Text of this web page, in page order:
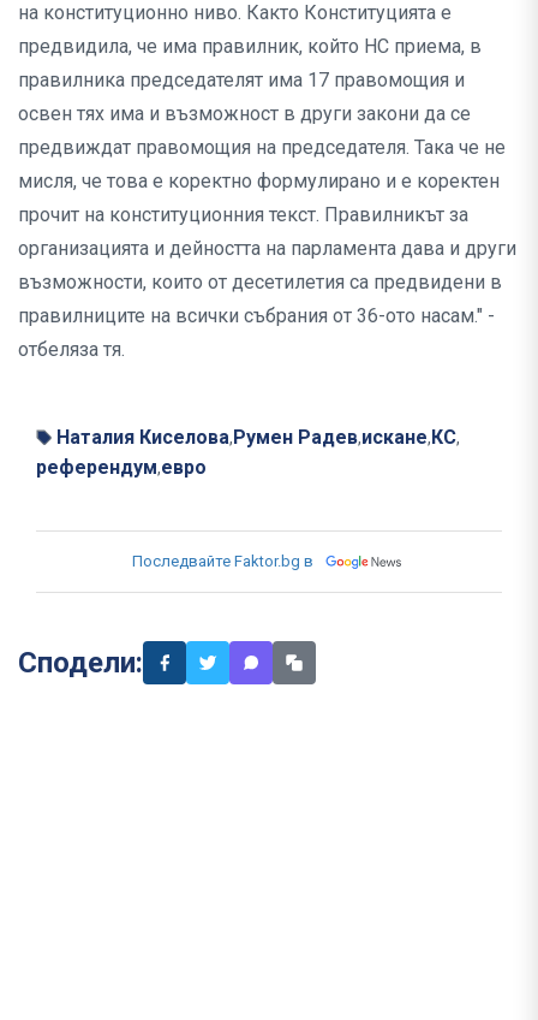
на конституционно ниво. Както Конституцията е
предвидила, че има правилник, който НС приема, в
правилника председателят има 17 правомощия и
освен тях има и възможност в други закони да се
предвиждат правомощия на председателя. Така че не
мисля, че това е коректно формулирано и е коректен
прочит на конституционния текст. Правилникът за
организацията и дейността на парламента дава и други
възможности, които от десетилетия са предвидени в
правилниците на всички събрания от 36-ото насам." -
отбеляза тя.
Наталия Киселова, Румен Радев,искане, КС,
референдум,евро
Последвайте Faktor.bg в
Сподели: